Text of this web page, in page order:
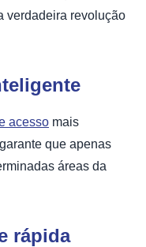
verdadeira revolução
acesso mais
que apenas
áreas da
rápida